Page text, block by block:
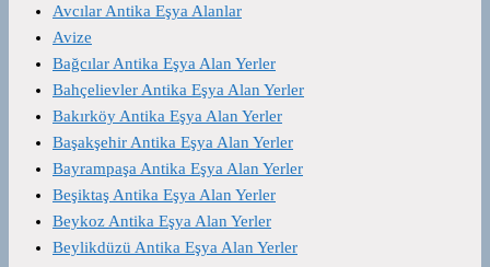
Avcılar Antika Eşya Alanlar
Avize
Bağcılar Antika Eşya Alan Yerler
Bahçelievler Antika Eşya Alan Yerler
Bakırköy Antika Eşya Alan Yerler
Başakşehir Antika Eşya Alan Yerler
Bayrampaşa Antika Eşya Alan Yerler
Beşiktaş Antika Eşya Alan Yerler
Beykoz Antika Eşya Alan Yerler
Beylikdüzü Antika Eşya Alan Yerler